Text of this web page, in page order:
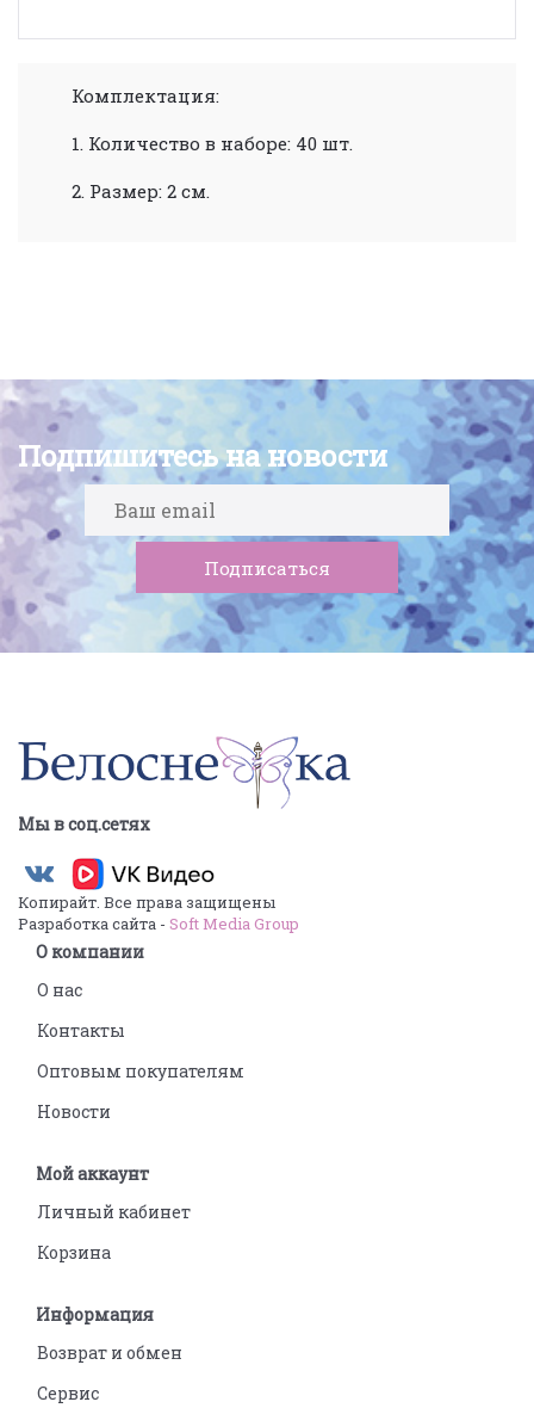
Комплектация:
1. Количество в наборе: 40 шт.
2. Размер: 2 см.
Подпишитесь на новости
Мы в соц.сетях
Копирайт. Все права защищены
Разработка сайта - Soft Media Group
О компании
О нас
Контакты
Оптовым покупателям
Новости
Мой аккаунт
Личный кабинет
Корзина
Информация
Возврат и обмен
Сервис